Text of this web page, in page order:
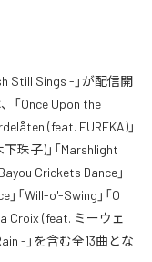
Still Sings -」が配信開
「Once Upon the
(feat. EUREKA)」
珠子)」「Marshlight
Crickets Dance」
「Will-o'-Swing」「O
Croix (feat. ミーウェ
-」を含む全13曲とな